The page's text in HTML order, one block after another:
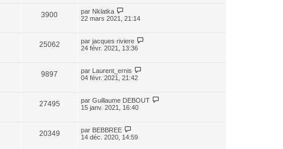
3900 par Nklatka
22 mars 2021, 21:14
25062 par jacques riviere
24 févr. 2021, 13:36
9897 par Laurent_ernis
04 févr. 2021, 21:42
27495 par Guillaume DEBOUT
15 janv. 2021, 16:40
20349 par BEBBREE
14 déc. 2020, 14:59